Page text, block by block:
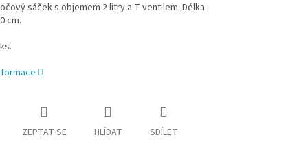
sáček s objemem 2 litry a T-ventilem. Délka
cm.
ZEPTAT SE HLÍDAT SDÍLET